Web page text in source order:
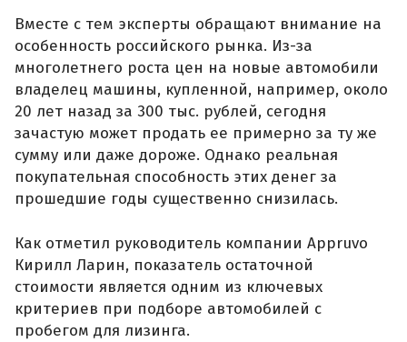
Вместе с тем эксперты обращают внимание на
особенность российского рынка. Из-за
многолетнего роста цен на новые автомобили
владелец машины, купленной, например, около
20 лет назад за 300 тыс. рублей, сегодня
зачастую может продать ее примерно за ту же
сумму или даже дороже. Однако реальная
покупательная способность этих денег за
прошедшие годы существенно снизилась.
Как отметил руководитель компании Appruvo
Кирилл Ларин, показатель остаточной
стоимости является одним из ключевых
критериев при подборе автомобилей с
пробегом для лизинга.